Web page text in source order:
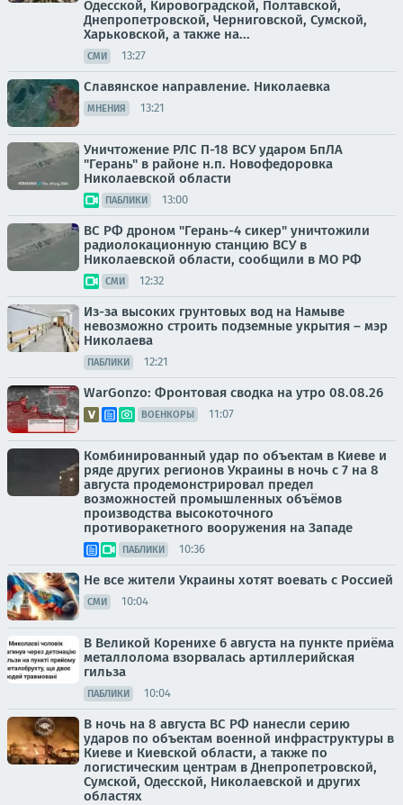
Одесской, Кировоградской, Полтавской,
Днепропетровской, Черниговской, Сумской,
Харьковской, а также на...
СМИ 13:27
Славянское направление. Николаевка
МНЕНИЯ 13:21
Уничтожение РЛС П-18 ВСУ ударом БпЛА
"Герань" в районе н.п. Новофедоровка
Николаевской области
ПАБЛИКИ 13:00
ВС РФ дроном "Герань-4 сикер" уничтожили
радиолокационную станцию ВСУ в
Николаевской области, сообщили в МО РФ
СМИ 12:32
Из-за высоких грунтовых вод на Намыве
невозможно строить подземные укрытия – мэр
Николаева
ПАБЛИКИ 12:21
WarGonzo: Фронтовая сводка на утро 08.08.26
ВОЕНКОРЫ 11:07
Комбинированный удар по объектам в Киеве и
ряде других регионов Украины в ночь с 7 на 8
августа продемонстрировал предел
возможностей промышленных объёмов
производства высокоточного
противоракетного вооружения на Западе
ПАБЛИКИ 10:36
Не все жители Украины хотят воевать с Россией
СМИ 10:04
В Великой Коренихе 6 августа на пункте приёма
металлолома взорвалась артиллерийская
гильза
ПАБЛИКИ 10:04
В ночь на 8 августа ВС РФ нанесли серию
ударов по объектам военной инфраструктуры в
Киеве и Киевской области, а также по
логистическим центрам в Днепропетровской,
Сумской, Одесской, Николаевской и других
областях